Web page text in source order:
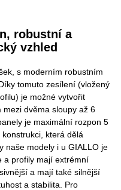
robustní a
vzhled
s moderním robustním
tomuto zesílení (vložený
je možné vytvořit
dvěma sloupy až 6
je maximální rozpon 5
která dělá
naše modely i u GIALLO je
a profily mají extrémní
a mají také silnější
a stabilita. Pro